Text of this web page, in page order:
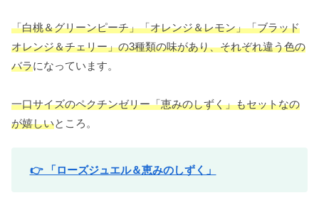
「白桃＆グリーンピーチ」「オレンジ＆レモン」「ブラッド
オレンジ＆チェリー」の3種類の味があり、それぞれ違う色の
バラになっています。
一口サイズのペクチンゼリー「恵みのしずく」もセットなの
が嬉しいところ。
👉 「ローズジュエル＆恵みのしずく」